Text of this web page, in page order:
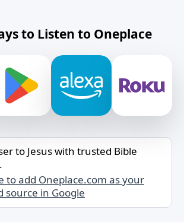
to Listen to Oneplace
to Jesus with trusted Bible
to add Oneplace.com as your
source in Google